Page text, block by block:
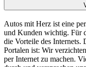
Autos mit Herz ist eine
und Kunden wichtig. Für
die Vorteile des Internets.
Portalen ist: Wir
per Internet zu machen.